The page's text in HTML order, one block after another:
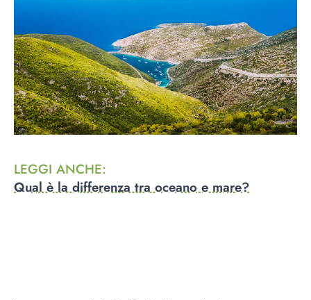
LEGGI ANCHE:
Qual è la differenza tra oceano e mare?